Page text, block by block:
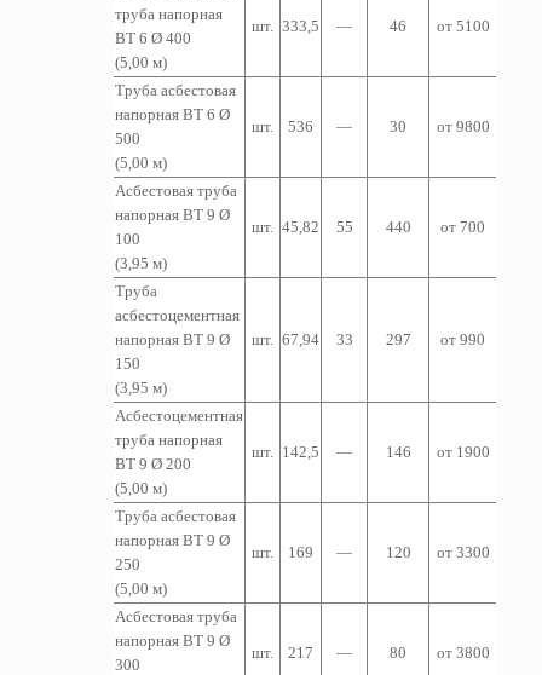
трубанапорная
ВТ 6 Ø 400
(5,00 м)
шт. 333,5 — 46 от 5100
Труба асбестовая
напорная ВТ 6 Ø
500
(5,00 м)
шт. 536 — 30 от 9800
Асбестовая труба
напорная ВТ 9 Ø
100
(3,95 м)
шт. 45,82 55 440 от 700
Труба
асбестоцементная
напорная ВТ 9 Ø
150
(3,95 м)
шт. 67,94 33 297 от 990
Асбестоцементная
трубанапорная
ВТ 9 Ø 200
(5,00 м)
шт. 142,5 — 146 от 1900
Труба асбестовая
напорная ВТ 9 Ø
250
(5,00 м)
шт. 169 — 120 от 3300
Асбестовая труба
напорная ВТ 9 Ø
300
шт. 217 — 80 от 3800